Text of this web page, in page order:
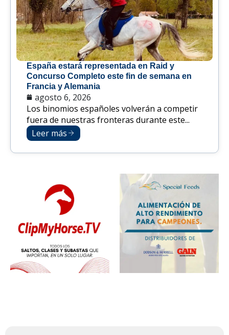
España estará representada en Raid y
Concurso Completo este fin de semana en
Francia y Alemania
agosto 6, 2026
Los binomios españoles volverán a competir
fuera de nuestras fronteras durante este...
Leer más